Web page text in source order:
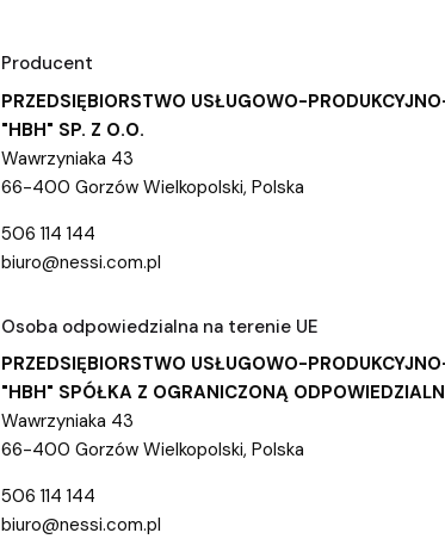
Producent
PRZEDSIĘBIORSTWO USŁUGOWO-
"HBH" SP. Z O.O.
Wawrzyniaka 43
66-400 Gorzów Wielkopolski, Polska
506 114 144
biuro@nessi.com.pl
Osoba odpowiedzialna na terenie UE
PRZEDSIĘBIORSTWO USŁUGOWO-
"HBH" SPÓŁKA Z OGRANICZONĄ
Wawrzyniaka 43
66-400 Gorzów Wielkopolski, Polska
506 114 144
biuro@nessi.com.pl